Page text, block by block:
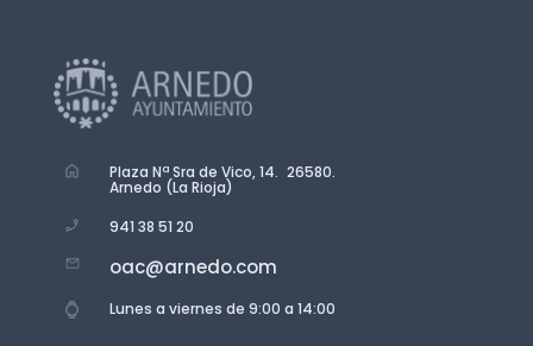
Plaza Nª Sra de Vico, 14. 26580.
Arnedo (La Rioja)
941 38 51 20
oac@arnedo.com
Lunes a viernes de 9:00 a 14:00